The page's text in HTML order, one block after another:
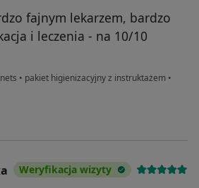
fajnym lekarzem, bardzo
i leczenia - na 10/10
• pakiet higienizacyjny z instruktażem •
Weryfikacja wizyty